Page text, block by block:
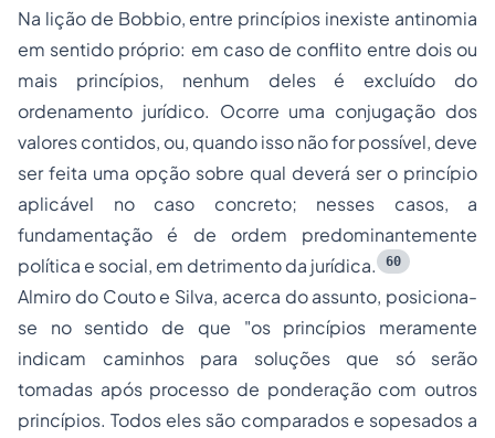
Na lição de Bobbio, entre princípios inexiste antinomia
em sentido próprio: em caso de conflito entre dois ou
mais princípios, nenhum deles é excluído do
ordenamento jurídico. Ocorre uma conjugação dos
valores contidos, ou, quando isso não for possível, deve
ser feita uma opção sobre qual deverá ser o princípio
aplicável no caso concreto; nesses casos, a
fundamentação é de ordem predominantemente
política e social, em detrimento da jurídica. 60
Almiro do Couto e Silva, acerca do assunto, posiciona-
se no sentido de que "os princípios meramente
indicam caminhos para soluções que só serão
tomadas após processo de ponderação com outros
princípios. Todos eles são comparados e sopesados a